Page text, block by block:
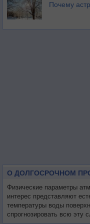
Почему
О ДОЛГОСРОЧНОМ
Физические параметры
интерес представляют
температуры воды
спрогнозировать всю эту